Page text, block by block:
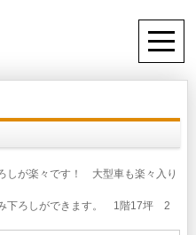
しが楽々です！ 大型車も楽々入り
下ろしができます。 1階17坪 2